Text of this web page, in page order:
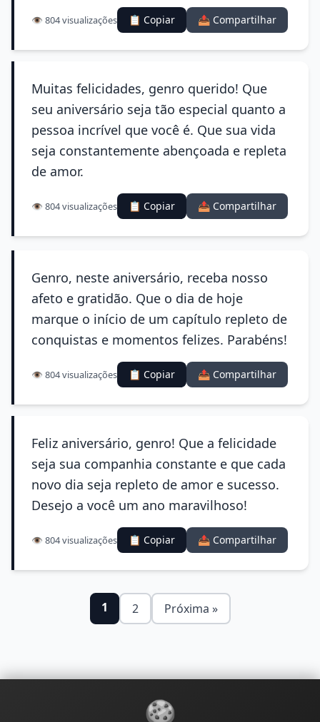
👁️ 804 visualizações 📋 Copiar 📤 Compartilhar
Muitas felicidades, genro querido! Que
seu aniversário seja tão especial quanto a
pessoa incrível que você é. Que sua vida
seja constantemente abençoada e repleta
de amor.
👁️ 804 visualizações 📋 Copiar 📤 Compartilhar
Genro, neste aniversário, receba nosso
afeto e gratidão. Que o dia de hoje
marque o início de um capítulo repleto de
conquistas e momentos felizes. Parabéns!
👁️ 804 visualizações 📋 Copiar 📤 Compartilhar
Feliz aniversário, genro! Que a felicidade
seja sua companhia constante e que cada
novo dia seja repleto de amor e sucesso.
Desejo a você um ano maravilhoso!
👁️ 804 visualizações 📋 Copiar 📤 Compartilhar
1 2 Próxima »
🍪